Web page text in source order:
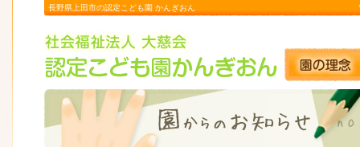
長野県上田市の認定こども園 かんぎおん